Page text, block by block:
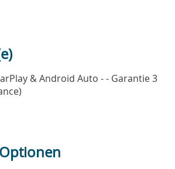
& Android Auto - - Garantie 3